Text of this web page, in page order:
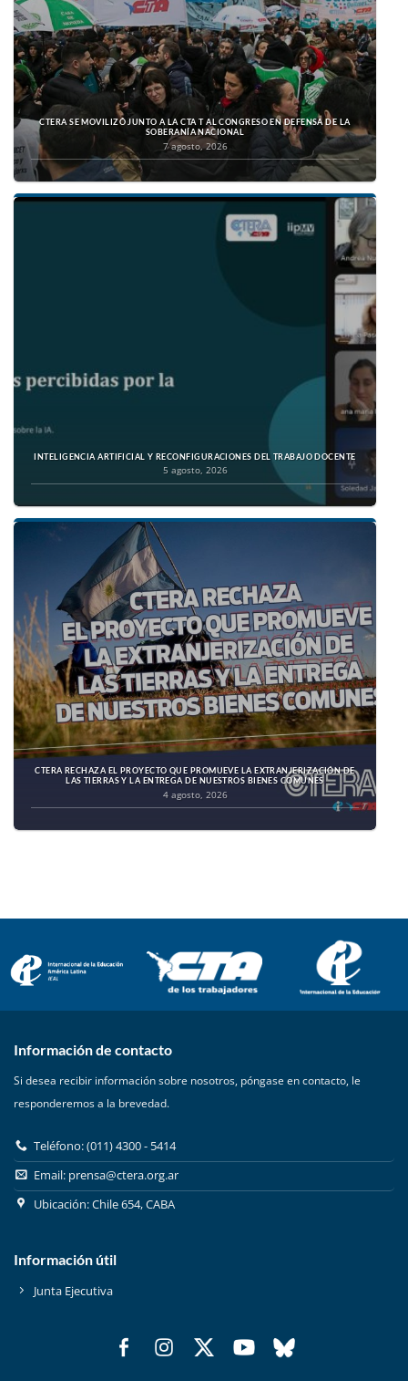
CTERA SE MOVILIZÓ JUNTO A LA CTA T AL CONGRESO EN DEFENSA DE LA
SOBERANÍA NACIONAL
7 agosto, 2026
INTELIGENCIA ARTIFICIAL Y RECONFIGURACIONES DEL TRABAJO DOCENTE
5 agosto, 2026
CTERA RECHAZA EL PROYECTO QUE PROMUEVE LA EXTRANJERIZACIÓN DE
LAS TIERRAS Y LA ENTREGA DE NUESTROS BIENES COMUNES
4 agosto, 2026
Información de contacto
Si desea recibir información sobre nosotros, póngase en contacto, le
responderemos a la brevedad.
Teléfono: (011) 4300 - 5414
Email: prensa@ctera.org.ar
Ubicación: Chile 654, CABA
Información útil
Junta Ejecutiva